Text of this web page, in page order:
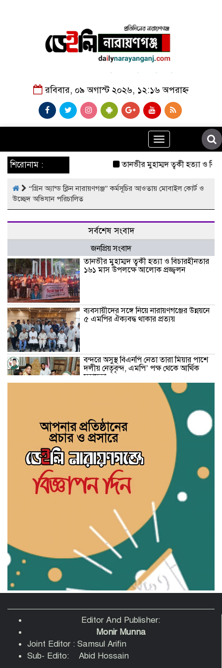
রবিবার, ০৯ অগাস্ট ২০২৬, ১২:১৬ অপরাহ্ন
Toggle
navigation
শিরোনাম : তানভীর মুহাম্মদ ত্বকী হত্যা ও
“গ্রিন অ্যান্ড ক্লিন নারায়ণগঞ্জ” কর্মসূচির আওতায় মোবাইল কোর্ট ও
উচ্ছেদ অভিযান পরিচালিত
সর্বশেষ সংবাদ
জনপ্রিয় সংবাদ
তানভীর মুহাম্মদ ত্বকী হত্যা ও বিচারহীনতার
১৬১ মাস উপলক্ষে আলোক প্রজ্জ্বলন
ব্যবসায়ীদের সঙ্গে নিয়ে নারায়ণগঞ্জের উন্নয়নে
৫ এমপির ঐক্যবদ্ধ থাকার প্রত্যয়
বন্দরে অসুস্থ বিএনপি নেতা তারা মিয়ার পাশে
দলীয় নেতৃবৃন্দ, এমপি’ পক্ষ থেকে আর্থিক
সহায়তা
বন্দরে গ্যাস বিস্ফোরণে দগ্ধ একই পরিবারের
৩: বার্ন ইনস্টিটিউটে খোঁজ নিলেন মহানগরী
জামায়াত আমীর
পরিকল্পিত শিল্পনগরী ও মিল স্থানান্তরের দাবি:
আটা ময়দা মিল মালিক সমিতির বর্ণাঢ্য
অভিষেক
জাতীয় ছাত্রশক্তি ফতুল্লা থানার প্রচার ও
মিডিয়া সম্পাদক হলেন সিয়াম
​জুলাই শহিদ জুলফিকার শাকিলের শাহাদাত
বার্ষিকীতে ছাত্র ফেডারেশনের পুষ্পস্তবক অর্পণ
ও প্রামাণ্যচিত্র প্রদর্শন
Editor And Publisher:
Monir Munna
Joint Editor : Samsul Arifin
Sub- Edito: Abid Hossain